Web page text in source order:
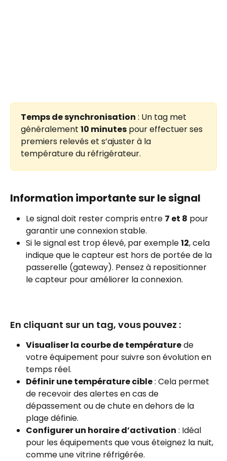
Temps de synchronisation : Un tag met
généralement 10 minutes pour effectuer ses
premiers relevés et s’ajuster à la
température du réfrigérateur.
Information importante sur le signal
Le signal doit rester compris entre 7 et 8 pour
garantir une connexion stable.
Si le signal est trop élevé, par exemple 12, cela
indique que le capteur est hors de portée de la
passerelle (gateway). Pensez à repositionner
le capteur pour améliorer la connexion.
En cliquant sur un tag, vous pouvez :
Visualiser la courbe de température de
votre équipement pour suivre son évolution en
temps réel.
Définir une température cible : Cela permet
de recevoir des alertes en cas de
dépassement ou de chute en dehors de la
plage définie.
Configurer un horaire d’activation : Idéal
pour les équipements que vous éteignez la nuit,
comme une vitrine réfrigérée.